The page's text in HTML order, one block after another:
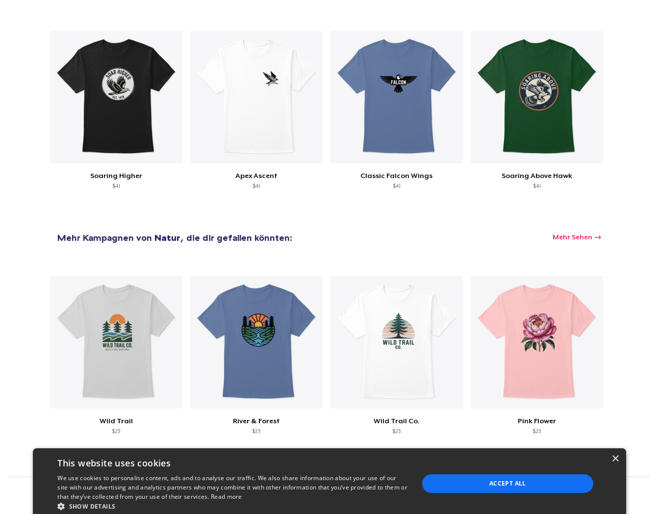
Soaring Higher
$41
Apex Ascent
$41
Classic Falcon Wings
$41
Soaring Above Hawk
$41
Mehr Kampagnen von Natur, die dir gefallen könnten: Mehr Sehen
Wild Trail
$23
River & Forest
$23
Wild Trail Co.
$23
Pink Flower
$23
Report this product
×
This website uses cookies
We use cookies to personalise content, ads and to analyse our traffic. We also share information about your use of our
site with our advertising and analytics partners who may combine it with other information that you’ve provided to them or
that they’ve collected from your use of their services. Read more
SHOW DETAILS
ACCEPT ALL